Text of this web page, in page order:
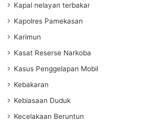
Kapal nelayan terbakar
Kapolres Pamekasan
Karimun
Kasat Reserse Narkoba
Kasus Penggelapan Mobil
Kebakaran
Kebiasaan Duduk
Kecelakaan Beruntun